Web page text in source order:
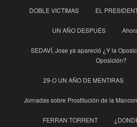
DOBLE VICTIMAS EL
UN AÑO DESPUÉS
SEDAVÍ, Jose ya apareció ¿Y la
Oposición?
29-O UN AÑO DE MENTIRAS
Jornadas sobre Prostitución de la
FERRAN TORRENT